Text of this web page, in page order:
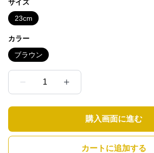
サイズ
23cm
カラー
ブラウン
1
購入画面に進む
カートに追加する